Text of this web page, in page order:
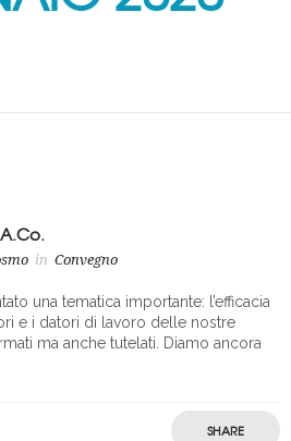
in Convegno
una tematica importante: l’efficacia
e i datori di lavoro delle nostre
ma anche tutelati. Diamo ancora
SHARE